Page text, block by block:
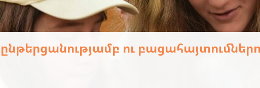
վերապատրաստման դասընթաց